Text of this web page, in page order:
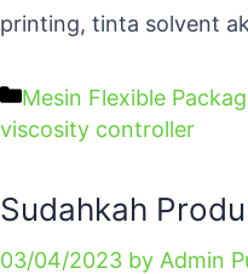
printing, tinta solvent
Mesin Flexible
viscosity controller
Sudahkah
03/04/2023 by Admin